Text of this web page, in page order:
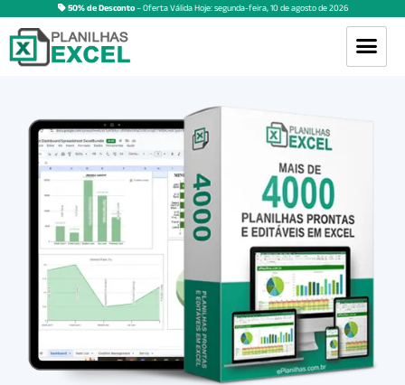
50% de Desconto– Oferta Válida Hoje:segunda-feira,10deagostode2026